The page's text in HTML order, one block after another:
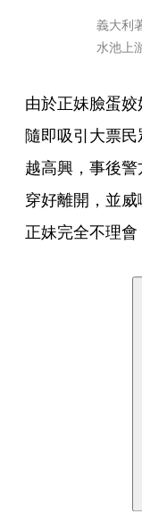
義大利
水池上
由於正妹臉蛋
隨即吸引大票
越高興，事後
穿好離開，並
正妹完全不理會